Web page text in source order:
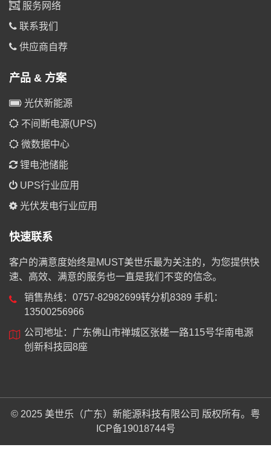
服务网络
联系我们
供应商自荐
产品 & 方案
光伏新能源
不间断电源(UPS)
微数据中心
锂电池储能
UPS行业应用
光伏发电行业应用
快速联系
客户的满意度始终是MUST美世乐最为关注的，为您提供快
速、高效、满意的服务也一直是我们不变的信念。
销售热线：0757-82982699转分机8389 手机：
13500256966
公司地址：广东佛山市禅城区张槎一路115号华南电源
创新科技园8座
© 2025 美世乐（广东）新能源科技有限公司 版权所有。 粤
ICP备19018744号